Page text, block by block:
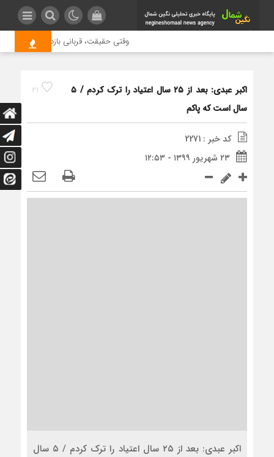
وقتی حقیقت، قربانی بازدید بیشتر
21
اکبر عبدی: بعد از ۲۵ سال اعتیاد را ترک کردم / ۵
سال است که پاکم
کد خبر : 2271
۲۳ شهریور ۱۳۹۹ - ۱۲:۵۳
اکبر عبدی: بعد از ۲۵ سال اعتیاد را ترک کردم / ۵ سال